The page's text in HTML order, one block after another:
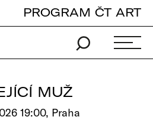
PROGRAM ČT ART
MUŽ
19:00, Praha